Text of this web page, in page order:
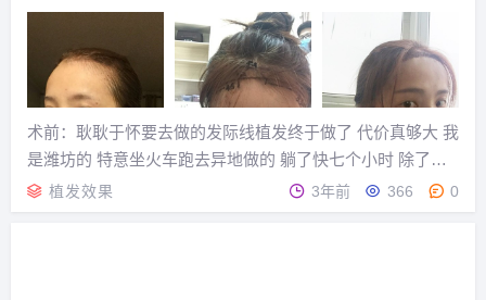
解下。虽然植发只是一个小手术，但是
对操作者、跟器...
术前：耿耿于怀要去做的发际线植发终于做了 代价真够大 我
是潍坊的 特意坐火车跑去异地做的 躺了快七个小时 除了发
际线还加了鬓角 医院特别棒给叫了午餐外卖 种植完当天就回
家了 也不用住院 真是方便啊 给大家看看术前术后照片吧效
植发效果 3年前 366 0